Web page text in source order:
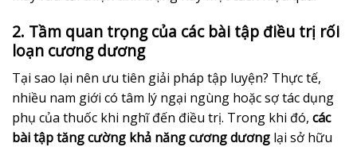
2. Tầm quan trọng của các bài tập điều trị rối
loạn cương dương
Tại sao lại nên ưu tiên giải pháp tập luyện? Thực tế,
nhiều nam giới có tâm lý ngại ngùng hoặc sợ tác dụng
phụ của thuốc khi nghĩ đến điều trị. Trong khi đó, các
bài tập tăng cường khả năng cương dương lại sở hữu